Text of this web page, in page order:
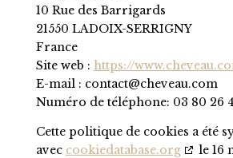
10 Rue des Barrigards
21550 LADOIX-SERRIGNY
France
Site web : https://
E-mail : moc.uaevehc@tcatnoc
Numéro de téléphone: 03 80 26
Cette politique de cookies a été
avec cookiedatabase.org
le 16